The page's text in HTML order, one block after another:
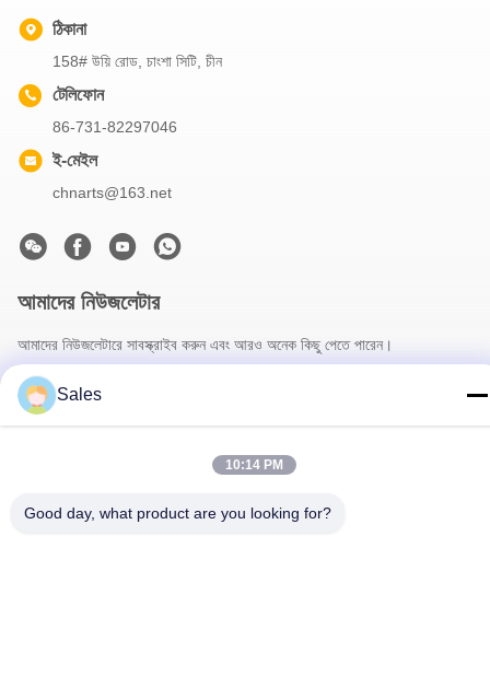
ঠিকানা
158# উয়ি রোড, চাংশা সিটি, চীন
টেলিফোন
86-731-82297046
ই-মেইল
chnarts@163.net
আমাদের নিউজলেটার
আমাদের নিউজলেটারে সাবস্ক্রাইব করুন এবং আরও অনেক কিছু পেতে পারেন।
Sales
10:14 PM
Good day, what product are you looking for?